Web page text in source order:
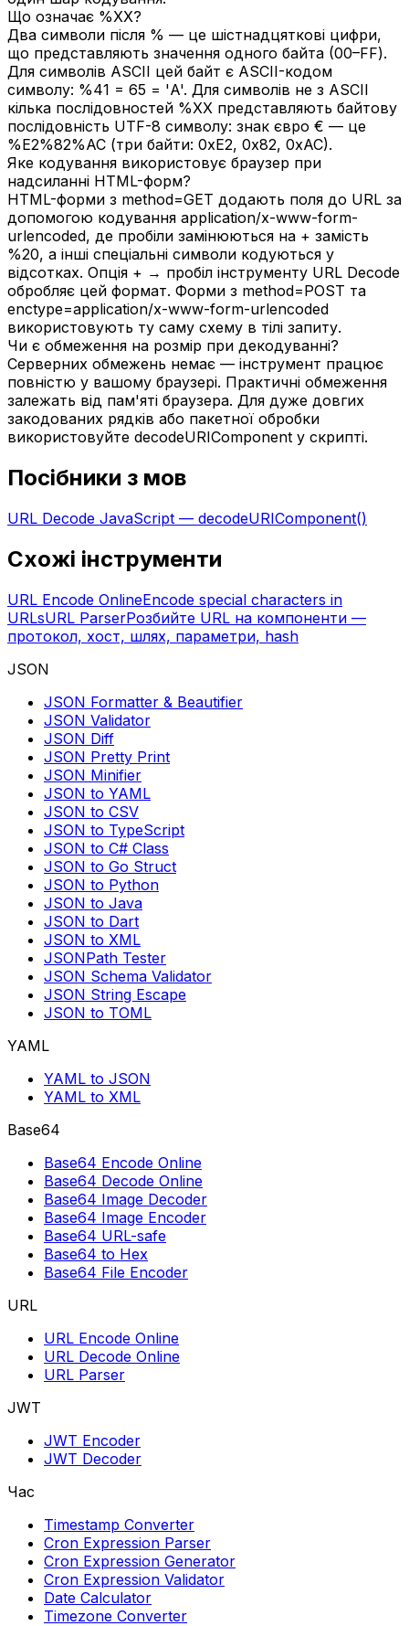
Що означає %XX?
Два символи після % — це шістнадцяткові цифри,
що представляють значення одного байта (00–FF).
Для символів ASCII цей байт є ASCII-кодом
символу: %41 = 65 = 'A'. Для символів не з ASCII
кілька послідовностей %XX представляють байтову
послідовність UTF-8 символу: знак євро € — це
%E2%82%AC (три байти: 0xE2, 0x82, 0xAC).
Яке кодування використовує браузер при
надсиланні HTML-форм?
HTML-форми з method=GET додають поля до URL за
допомогою кодування application/x-www-form-
urlencoded, де пробіли замінюються на + замість
%20, а інші спеціальні символи кодуються у
відсотках. Опція + → пробіл інструменту URL Decode
обробляє цей формат. Форми з method=POST та
enctype=application/x-www-form-urlencoded
використовують ту саму схему в тілі запиту.
Чи є обмеження на розмір при декодуванні?
Серверних обмежень немає — інструмент працює
повністю у вашому браузері. Практичні обмеження
залежать від пам'яті браузера. Для дуже довгих
закодованих рядків або пакетної обробки
використовуйте decodeURIComponent у скрипті.
Посібники з мов
URL Decode JavaScript — decodeURIComponent()
Схожі інструменти
URL Encode OnlineEncode special characters in
URLsURL ParserРозбийте URL на компоненти —
протокол, хост, шлях, параметри, hash
JSON
JSON Formatter & Beautifier
JSON Validator
JSON Diff
JSON Pretty Print
JSON Minifier
JSON to YAML
JSON to CSV
JSON to TypeScript
JSON to C# Class
JSON to Go Struct
JSON to Python
JSON to Java
JSON to Dart
JSON to XML
JSONPath Tester
JSON Schema Validator
JSON String Escape
JSON to TOML
YAML
YAML to JSON
YAML to XML
Base64
Base64 Encode Online
Base64 Decode Online
Base64 Image Decoder
Base64 Image Encoder
Base64 URL-safe
Base64 to Hex
Base64 File Encoder
URL
URL Encode Online
URL Decode Online
URL Parser
JWT
JWT Encoder
JWT Decoder
Час
Timestamp Converter
Cron Expression Parser
Cron Expression Generator
Cron Expression Validator
Date Calculator
Timezone Converter